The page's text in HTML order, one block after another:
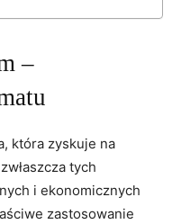
–
która zyskuje na
tych
i ekonomicznych
zastosowanie